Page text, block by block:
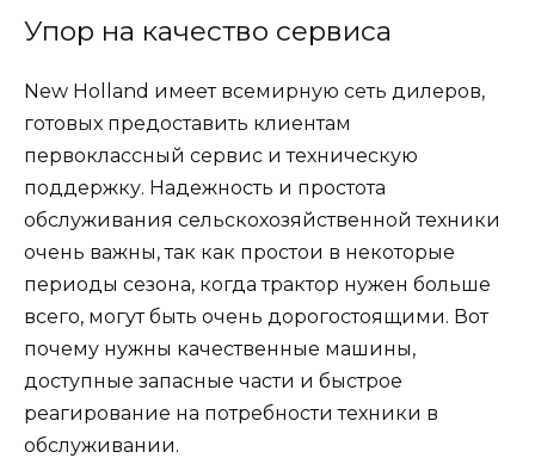
Упор на качество сервиса
New Holland имеет всемирную сеть дилеров,
готовых предоставить клиентам
первоклассный сервис и техническую
поддержку. Надежность и простота
обслуживания сельскохозяйственной техники
очень важны, так как простои в некоторые
периоды сезона, когда трактор нужен больше
всего, могут быть очень дорогостоящими. Вот
почему нужны качественные машины,
доступные запасные части и быстрое
реагирование на потребности техники в
обслуживании.